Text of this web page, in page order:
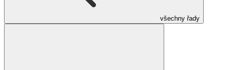
všechny řady